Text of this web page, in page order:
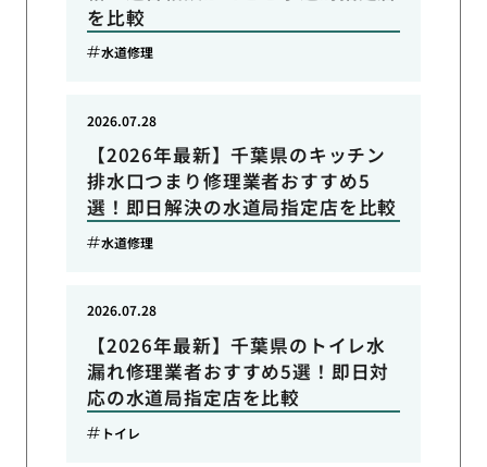
を比較
水道修理
【2026年最新】千葉県のキッチン
排水口つまり修理業者おすすめ5
選！即日解決の水道局指定店を比較
2026.07.28
水道修理
【2026年最新】千葉県のトイレ水
漏れ修理業者おすすめ5選！即日対
応の水道局指定店を比較
2026.07.28
トイレ